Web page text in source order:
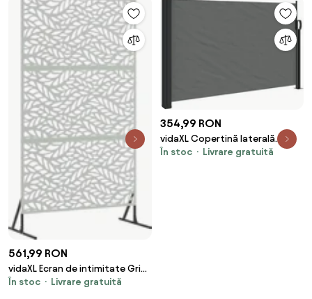
561,99 RON
vidaXL Ecran de intimitate Gri
100 x 50 x 180 cm Oțel
În stoc Livrare gratuită
354,99 RON
vidaXL Copertină laterală
retractabilă antracit 117x300
În stoc Livrare gratuită